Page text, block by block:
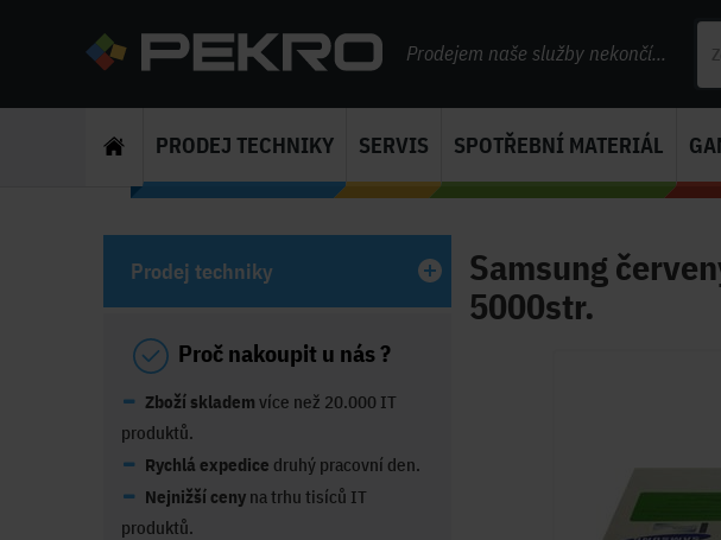
Prodejem naše služby nekončí...
PRODEJ TECHNIKY SERVIS SPOTŘEBNÍ MATERIÁL
Samsung
5000str.
Prodej techniky
Proč nakoupit u nás ?
Zboží skladem více než 20.000 IT
produktů.
Rychlá expedice druhý pracovní den.
Nejnižší ceny na trhu tisíců IT
produktů.